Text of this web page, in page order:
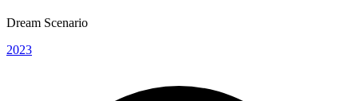
Dream Scenario
2023